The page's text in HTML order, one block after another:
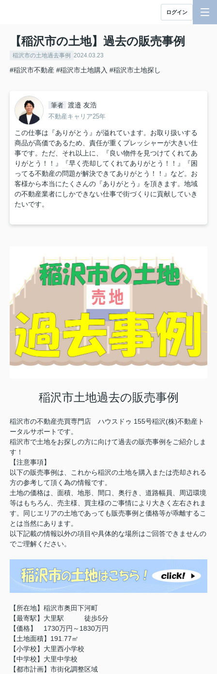
ログイン
【稲沢市の土地】過去の販売事例
稲沢市の土地過去事例 2024.03.23
#稲沢市不動産 #稲沢市土地購入 #稲沢市土地探し
筆者 渡邉 友浩
不動産キャリア25年
この仕事は『ありがとう』が溢れています。お取り扱いする
商品が高価であるため、責任が重くプレッシャーが大きい仕
事です。ただ、それ以上に、『良い物件を見つけてくれてあ
りがとう！！』『早く売却してくれてありがとう！！』『困
ってる不動産の問題が解決できてありがとう！！』など。お
客様から本当にたくさんの『ありがとう』を頂きます。地域
の不動産業者にしかできない仕事で街づくりに貢献していき
たいです。
稲沢市土地過去の販売事例
稲沢市の不動産売買専門店 ハウスドゥ 155号稲沢(株)不動産ト
ータルサポートです。
稲沢市で土地をお探しの方に向けて過去の販売事例をご紹介しま
す！
【注意事項】
以下の販売事例は、これから稲沢の土地を購入または売却される
方の参考して頂く為の情報です。
土地の価格は、面積、地形、間口、奥行き、道路幅員、周辺環境
等はもちろん、売主様、買主様のご事情により大きく左右されま
す。同じエリアの土地であっても販売事例と価格等が乖離するこ
とは当然にあります。
以下記載の情報以外の項目や具体的な場所はご回答できませんの
でご理解ください。
【所在地】稲沢市奥田下河町
【最寄駅】大里駅 徒歩5分
【価格】 1730万円～1830万円
【土地面積】191.77㎡
【小学校】大里西小学校
【中学校】大里中学校
【都市計画】市街化調整区域